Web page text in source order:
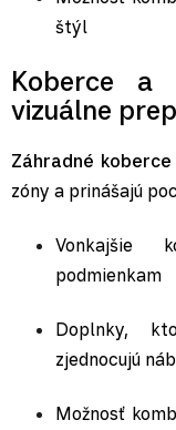
štýl
Koberce a
vizuálne
Záhradné koberce
zóny a prinášajú
Vonkajšie
podmienkam
Doplnky,
zjednocujú
Možnosť